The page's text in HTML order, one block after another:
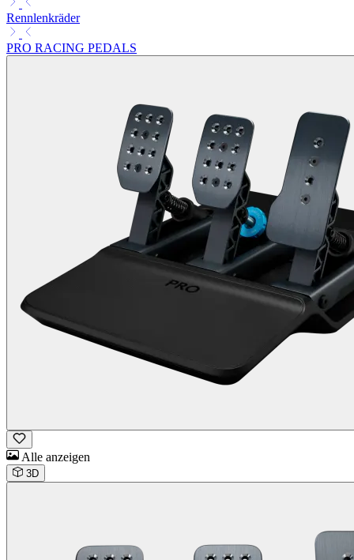
Rennlenkräder
PRO RACING PEDALS
Alle anzeigen
3D